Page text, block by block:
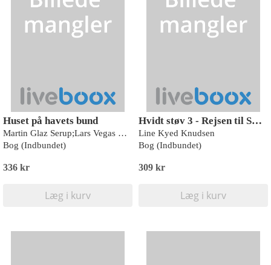
Huset på havets bund
Martin Glaz Serup;Lars Vegas Nielsen
Bog (Indbundet)
336 kr
Læg i kurv
Hvidt støv 3 - Rejsen til SELU
Line Kyed Knudsen
Bog (Indbundet)
309 kr
Læg i kurv